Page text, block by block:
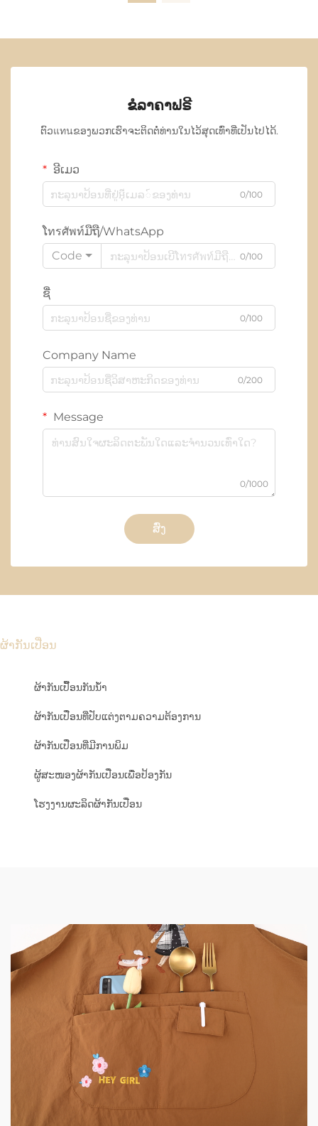
ຂໍລາຄາຟຣີ
ຕົວแทนຂອງພວກເຮົາຈະຕິດຕໍ່ທ່ານໃນໄວ້ສຸດເທົ່າທີ່ເປັນໄປໄດ້.
ອີເມວ
0/100
ໂทรศัพท์ມືຖື/WhatsApp
Code
0/100
ຊື່
0/100
Company Name
0/200
Message
0/1000
ສົ່ງ
ຜ້າກັນເປື່ອນ
ຜ້າກັນເປື້ອນກັນນ້ຳ
ຜ້າກັນເປື່ອນທີ່ປັບແຕ່ງຕາມຄວາມຕ້ອງການ
ຜ້າກັນເປື່ອນທີ່ມີການພິມ
ຜູ້ສະໜອງຜ້າກັນເປື່ອນເພື່ອປ້ອງກັນ
ໂຮງງານຜະລິດຜ້າກັນເປື່ອນ